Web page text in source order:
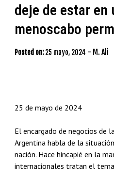
deje de estar en
menoscabo
Posted on: 25 mayo, 2024 - M. Ali
25 de mayo de 2024
El encargado de negocios de
Argentina habla de la
nación. Hace hincapié en la
internacionales tratan el